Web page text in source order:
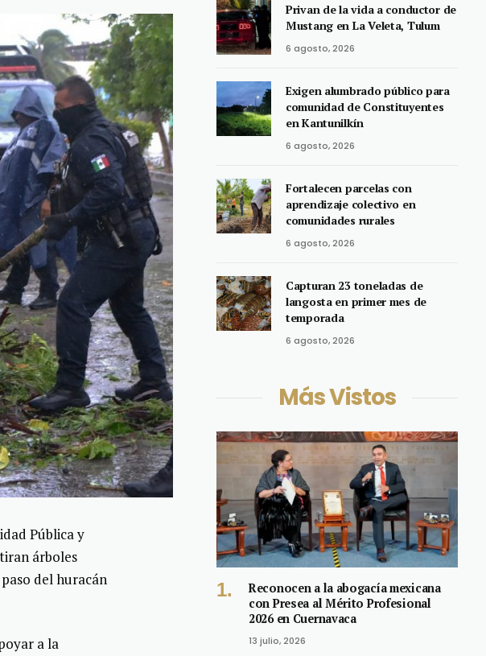
Pública y
árboles
del huracán
a la
Privan de la vida a conductor de
Mustang en La Veleta, Tulum
6 agosto, 2026
Exigen alumbrado público para
comunidad de Constituyentes
en Kantunilkín
6 agosto, 2026
Fortalecen parcelas con
aprendizaje colectivo en
comunidades rurales
6 agosto, 2026
Capturan 23 toneladas de
langosta en primer mes de
temporada
6 agosto, 2026
Más Vistos
Reconocen a la abogacía mexicana
con Presea al Mérito Profesional
2026 en Cuernavaca
13 julio, 2026